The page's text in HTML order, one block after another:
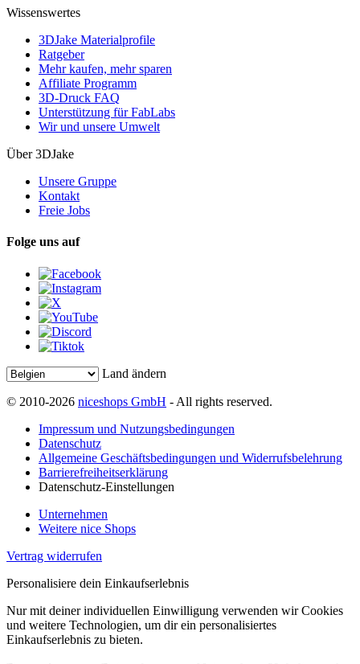
Wissenswertes
3DJake Materialprofile
Ratgeber
Mehr kaufen, mehr sparen
Affiliate Programm
3D-Druck FAQ
Unterstützung für FabLabs
Wir und unsere Umwelt
Über 3DJake
Unsere Gruppe
Kontakt
Freie Jobs
Folge uns auf
Land ändern
© 2010-2026 niceshops GmbH - All rights reserved.
Impressum und Nutzungsbedingungen
Datenschutz
Allgemeine Geschäftsbedingungen und Widerrufsbelehrung
Barrierefreiheitserklärung
Datenschutz-Einstellungen
Unternehmen
Weitere nice Shops
Vertrag widerrufen
Personalisiere dein Einkaufserlebnis
Nur mit deiner individuellen Einwilligung verwenden wir Cookies
und weitere Technologien, um dir ein personalisiertes
Einkaufserlebnis zu bieten.